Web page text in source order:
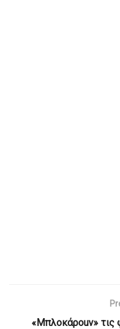
«Μπλοκάροuν» τις